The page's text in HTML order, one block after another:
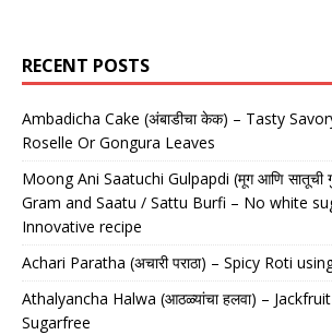
RECENT POSTS
Ambadicha Cake (अंबाडीचा केक) – Tasty
Roselle Or Gongura Leaves
Moong Ani Saatuchi Gulpapdi (मूग आणि सातूची
Gram and Saatu / Sattu Burfi – No white
Innovative recipe
Achari Paratha (अचारी पराठा) – Spicy Roti
Athalyancha Halwa (आठळ्यांचा हलवा) –
Sugarfree